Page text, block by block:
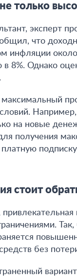
только
эксперт
что
инфляции
8%. Однако
максимальный
.
на новые
получения
стоит
привлекательная
.
без